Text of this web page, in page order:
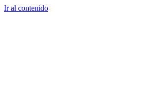
Ir al contenido